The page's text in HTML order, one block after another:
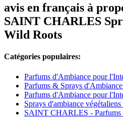
avis en français à
SAINT CHARLES
Wild Roots
Catégories populaires:
Parfums d'Ambiance pour
Parfums & Sprays
Parfums d'Ambiance pour
Sprays d'ambiance
SAINT CHARLES - Parfums